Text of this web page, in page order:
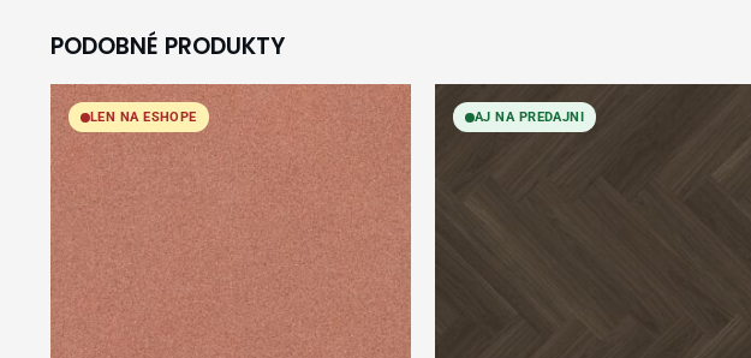
PODOBNÉ PRODUKTY
LEN NA ESHOPE AJ NA PREDAJNI